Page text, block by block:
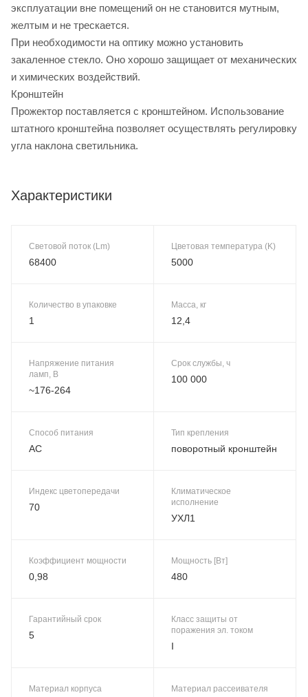
эксплуатации вне помещений он не становится мутным,
желтым и не трескается.
При необходимости на оптику можно установить
закаленное стекло. Оно хорошо защищает от механических
и химических воздействий.
Кронштейн
Прожектор поставляется с кронштейном. Использование
штатного кронштейна позволяет осуществлять регулировку
угла наклона светильника.
Характеристики
Световой поток (Lm)
68400
Цветовая температура (K)
5000
Количество в упаковке
1
Масса, кг
12,4
Напряжение питания
ламп, В
~176-264
Срок службы, ч
100 000
Способ питания
AC
Тип крепления
поворотный кронштейн
Индекс цветопередачи
70
Климатическое
исполнение
УХЛ1
Коэффициент мощности
0,98
Мощность [Вт]
480
Гарантийный срок
5
Класс защиты от
поражения эл. током
I
Материал корпуса Материал рассеивателя